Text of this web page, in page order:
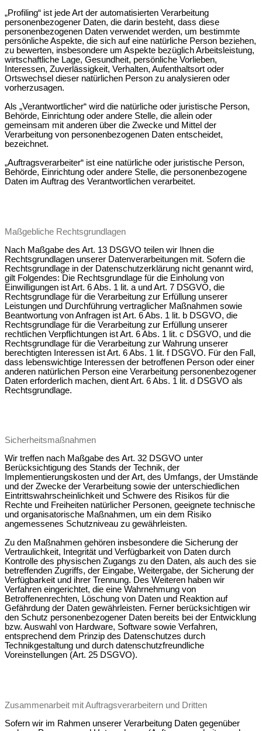
„Profiling“ ist jede Art der automatisierten Verarbeitung
personenbezogener Daten, die darin besteht, dass diese
personenbezogenen Daten verwendet werden, um bestimmte
persönliche Aspekte, die sich auf eine natürliche Person beziehen,
zu bewerten, insbesondere um Aspekte bezüglich Arbeitsleistung,
wirtschaftliche Lage, Gesundheit, persönliche Vorlieben,
Interessen, Zuverlässigkeit, Verhalten, Aufenthaltsort oder
Ortswechsel dieser natürlichen Person zu analysieren oder
vorherzusagen.
Als „Verantwortlicher“ wird die natürliche oder juristische Person,
Behörde, Einrichtung oder andere Stelle, die allein oder
gemeinsam mit anderen über die Zwecke und Mittel der
Verarbeitung von personenbezogenen Daten entscheidet,
bezeichnet.
„Auftragsverarbeiter“ ist eine natürliche oder juristische Person,
Behörde, Einrichtung oder andere Stelle, die personenbezogene
Daten im Auftrag des Verantwortlichen verarbeitet.
Maßgebliche Rechtsgrundlagen
Nach Maßgabe des Art. 13 DSGVO teilen wir Ihnen die
Rechtsgrundlagen unserer Datenverarbeitungen mit. Sofern die
Rechtsgrundlage in der Datenschutzerklärung nicht genannt wird,
gilt Folgendes: Die Rechtsgrundlage für die Einholung von
Einwilligungen ist Art. 6 Abs. 1 lit. a und Art. 7 DSGVO, die
Rechtsgrundlage für die Verarbeitung zur Erfüllung unserer
Leistungen und Durchführung vertraglicher Maßnahmen sowie
Beantwortung von Anfragen ist Art. 6 Abs. 1 lit. b DSGVO, die
Rechtsgrundlage für die Verarbeitung zur Erfüllung unserer
rechtlichen Verpflichtungen ist Art. 6 Abs. 1 lit. c DSGVO, und die
Rechtsgrundlage für die Verarbeitung zur Wahrung unserer
berechtigten Interessen ist Art. 6 Abs. 1 lit. f DSGVO. Für den Fall,
dass lebenswichtige Interessen der betroffenen Person oder einer
anderen natürlichen Person eine Verarbeitung personenbezogener
Daten erforderlich machen, dient Art. 6 Abs. 1 lit. d DSGVO als
Rechtsgrundlage.
Sicherheitsmaßnahmen
Wir treffen nach Maßgabe des Art. 32 DSGVO unter
Berücksichtigung des Stands der Technik, der
Implementierungskosten und der Art, des Umfangs, der Umstände
und der Zwecke der Verarbeitung sowie der unterschiedlichen
Eintrittswahrscheinlichkeit und Schwere des Risikos für die
Rechte und Freiheiten natürlicher Personen, geeignete technische
und organisatorische Maßnahmen, um ein dem Risiko
angemessenes Schutzniveau zu gewährleisten.
Zu den Maßnahmen gehören insbesondere die Sicherung der
Vertraulichkeit, Integrität und Verfügbarkeit von Daten durch
Kontrolle des physischen Zugangs zu den Daten, als auch des sie
betreffenden Zugriffs, der Eingabe, Weitergabe, der Sicherung der
Verfügbarkeit und ihrer Trennung. Des Weiteren haben wir
Verfahren eingerichtet, die eine Wahrnehmung von
Betroffenenrechten, Löschung von Daten und Reaktion auf
Gefährdung der Daten gewährleisten. Ferner berücksichtigen wir
den Schutz personenbezogener Daten bereits bei der Entwicklung
bzw. Auswahl von Hardware, Software sowie Verfahren,
entsprechend dem Prinzip des Datenschutzes durch
Technikgestaltung und durch datenschutzfreundliche
Voreinstellungen (Art. 25 DSGVO).
Zusammenarbeit mit Auftragsverarbeitern und Dritten
Sofern wir im Rahmen unserer Verarbeitung Daten gegenüber